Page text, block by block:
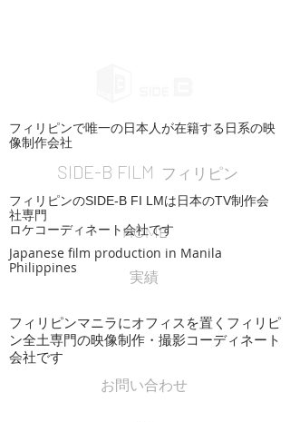
フィリピンで唯一の日本人が在籍する日系の映
像制作会社
SIDE-B FILM フィリピン
Japanese film production in Manila
Philippines
HOME
実績
フィリピンのSIDE-B FI LMは日本のTV制作会
社専門
ロケコーディネート会社です
フィリピンマニラにオフィスを置くフィリピ
ン全土専門の映像制作・撮影コーディネート
会社です
お問い合わせ